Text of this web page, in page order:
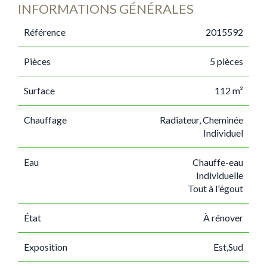
INFORMATIONS GÉNÉRALES
Référence 2015592
Pièces 5 pièces
Surface 112 m²
Chauffage
Radiateur, Cheminée
Individuel
Eau
Chauffe-eau
Individuelle
Tout à l'égout
État À rénover
Exposition Est,Sud